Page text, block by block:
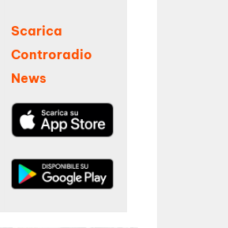
Scarica
Controradio
News